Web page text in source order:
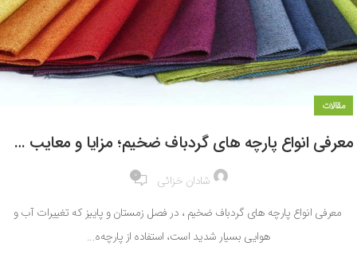
مقالات
معرفی انواع پارچه های گردباف ضخیم؛ مزایا و معایب هریک
شادان خزائی 0
معرفی انواع پارچه های گردباف ضخیم ، در فصل زمستان و پاییز که تغییرات آب و
هوایی بسیار شدید است، استفاده از پارچه‌ه...